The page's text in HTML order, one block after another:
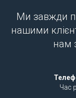
Ми завжди
нашими
нам
Час